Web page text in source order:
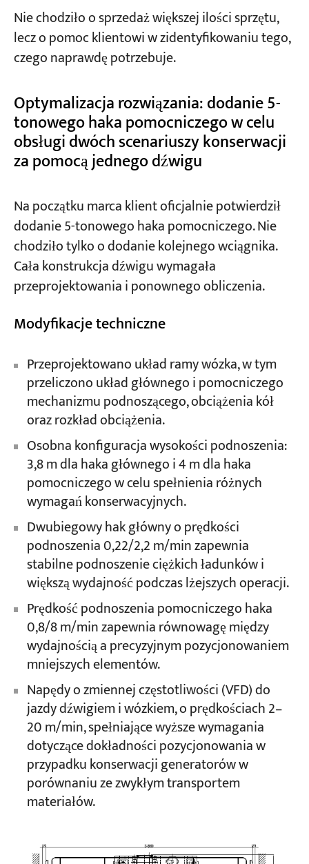
Nie chodziło o sprzedaż większej ilości sprzętu,
lecz o pomoc klientowi w zidentyfikowaniu tego,
czego naprawdę potrzebuje.
Optymalizacja rozwiązania: dodanie 5-
tonowego haka pomocniczego w celu
obsługi dwóch scenariuszy konserwacji
za pomocą jednego dźwigu
Na początku marca klient oficjalnie potwierdził
dodanie 5-tonowego haka pomocniczego. Nie
chodziło tylko o dodanie kolejnego wciągnika.
Cała konstrukcja dźwigu wymagała
przeprojektowania i ponownego obliczenia.
Modyfikacje techniczne
Przeprojektowano układ ramy wózka, w tym
przeliczono układ głównego i pomocniczego
mechanizmu podnoszącego, obciążenia kół
oraz rozkład obciążenia.
Osobna konfiguracja wysokości podnoszenia:
3,8 m dla haka głównego i 4 m dla haka
pomocniczego w celu spełnienia różnych
wymagań konserwacyjnych.
Dwubiegowy hak główny o prędkości
podnoszenia 0,22/2,2 m/min zapewnia
stabilne podnoszenie ciężkich ładunków i
większą wydajność podczas lżejszych operacji.
Prędkość podnoszenia pomocniczego haka
0,8/8 m/min zapewnia równowagę między
wydajnością a precyzyjnym pozycjonowaniem
mniejszych elementów.
Napędy o zmiennej częstotliwości (VFD) do
jazdy dźwigiem i wózkiem, o prędkościach 2–
20 m/min, spełniające wyższe wymagania
dotyczące dokładności pozycjonowania w
przypadku konserwacji generatorów w
porównaniu ze zwykłym transportem
materiałów.